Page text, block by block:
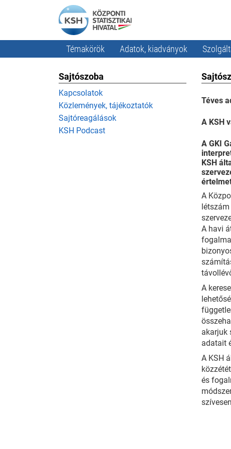
Témakörök Adatok, kiadványok
Sajtószoba
Kapcsolatok
Közlemények, tájékoztatók
Sajtóreagálások
KSH Podcast
Téves
A KSH
A GKI
KSH
A
A havi
A
akarjuk
adatait
A KSH
és